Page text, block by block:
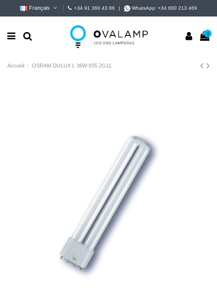
Français +34 91 360 43 86 WhatsApp:+34 680 213 469
0
Accueil OSRAM DULUX L 36W 835 2G11